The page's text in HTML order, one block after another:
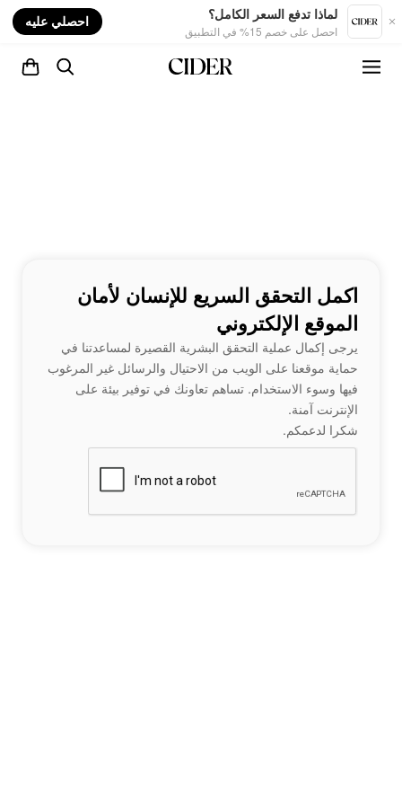
لماذا تدفع السعر الكامل؟
احصل على خصم 15% في التطبيق
احصلي عليه
اكمل التحقق السريع للإنسان لأمان
الموقع الإلكتروني
يرجى إكمال عملية التحقق البشرية القصيرة لمساعدتنا في
حماية موقعنا على الويب من الاحتيال والرسائل غير المرغوب
فيها وسوء الاستخدام. تساهم تعاونك في توفير بيئة على
الإنترنت آمنة.
شكرا لدعمكم.